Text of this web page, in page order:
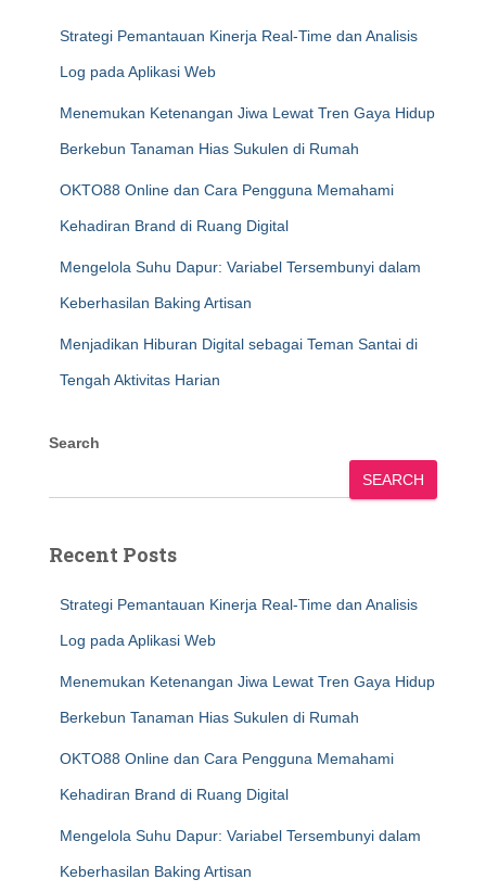
Strategi Pemantauan Kinerja Real-Time dan Analisis
Log pada Aplikasi Web
Menemukan Ketenangan Jiwa Lewat Tren Gaya Hidup
Berkebun Tanaman Hias Sukulen di Rumah
OKTO88 Online dan Cara Pengguna Memahami
Kehadiran Brand di Ruang Digital
Mengelola Suhu Dapur: Variabel Tersembunyi dalam
Keberhasilan Baking Artisan
Menjadikan Hiburan Digital sebagai Teman Santai di
Tengah Aktivitas Harian
Search
SEARCH
Recent Posts
Strategi Pemantauan Kinerja Real-Time dan Analisis
Log pada Aplikasi Web
Menemukan Ketenangan Jiwa Lewat Tren Gaya Hidup
Berkebun Tanaman Hias Sukulen di Rumah
OKTO88 Online dan Cara Pengguna Memahami
Kehadiran Brand di Ruang Digital
Mengelola Suhu Dapur: Variabel Tersembunyi dalam
Keberhasilan Baking Artisan